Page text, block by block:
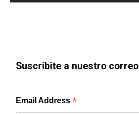
Suscribite a nuestro correo
Email Address*